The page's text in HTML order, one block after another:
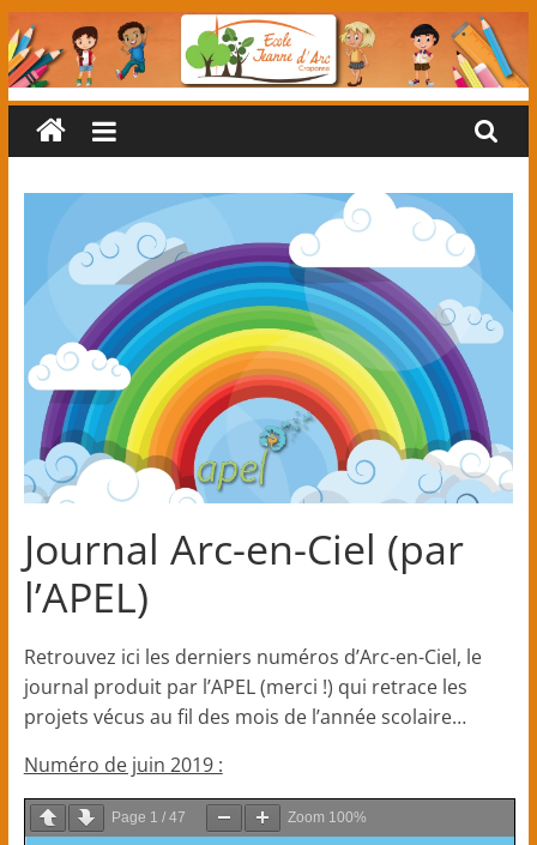
Passer
au
contenu
Ecole
primaire
Jeanne
d'Arc
(classes
maternelles
et
élémentaires)
–
Craponne
Ecole
primaire
privée
Journal Arc-en-Ciel (par
l’APEL)
Retrouvez ici les derniers numéros d’Arc-en-Ciel, le
journal produit par l’APEL (merci !) qui retrace les
projets vécus au fil des mois de l’année scolaire…
Numéro de juin 2019 :
Page 1 / 47 Zoom 100%